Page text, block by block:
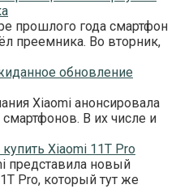
прошлого года смартфон
преемника. Во вторник,
обновление
Xiaomi анонсировала
В их числе и
Xiaomi 11T Pro
представила новый
Pro, который тут же